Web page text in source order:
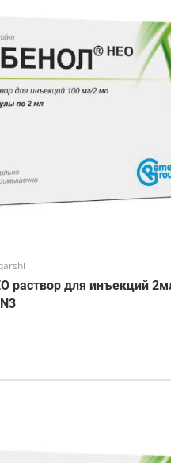
раствор для инъекций